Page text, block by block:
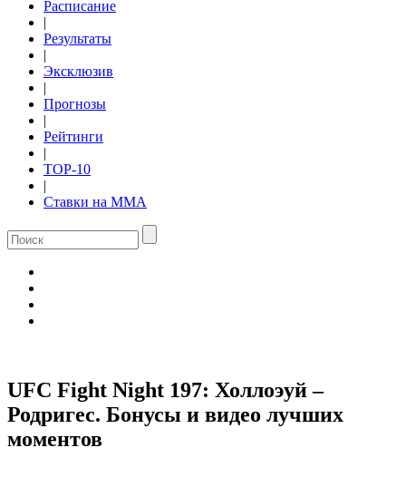
Расписание
|
Результаты
|
Эксклюзив
|
Прогнозы
|
Рейтинги
|
TOP-10
|
Ставки на ММА
UFC Fight Night 197: Холлоэуй –
Родригес. Бонусы и видео лучших
моментов